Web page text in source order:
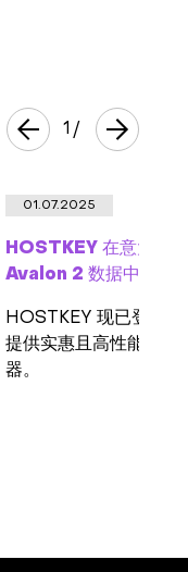
01.07.2025
HOSTKEY 在意大利
Avalon 2 数据中心
HOSTKEY 现已登陆
提供实惠且高性能的解
器。
1 /